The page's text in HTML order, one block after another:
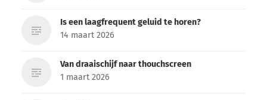
Is een laagfrequent geluid te horen?
14 maart 2026
Van draaischijf naar thouchscreen
1 maart 2026